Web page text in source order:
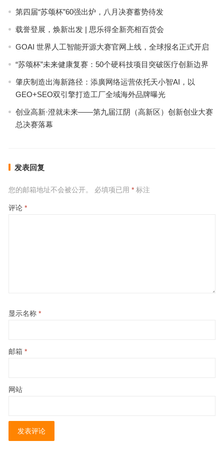
第四届“苏颂杯”60强出炉，八月决赛蓄势待发
载誉登展，焕新出发 | 思乐得全新亮相百货会
GOAI 世界人工智能开源大赛官网上线，全球报名正式开启
“苏颂杯”未来健康复赛：50个硬科技项目突破医疗创新边界
肇庆制造出海新路径：添廣网络运营依托天小智AI，以
GEO+SEO双引擎打造工厂全域海外品牌曝光
创业高新·澄就未来——第九届江阴（高新区）创新创业大赛
总决赛落幕
发表回复
您的邮箱地址不会被公开。 必填项已用 *标注
评论 *
显示名称 *
邮箱 *
网站